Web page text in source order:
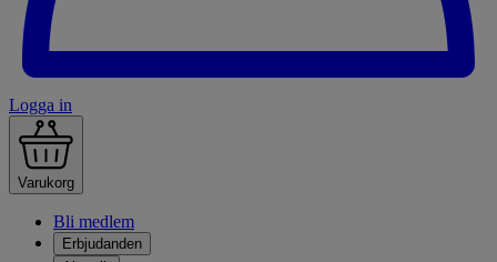
Logga in
Varukorg
Bli medlem
Erbjudanden